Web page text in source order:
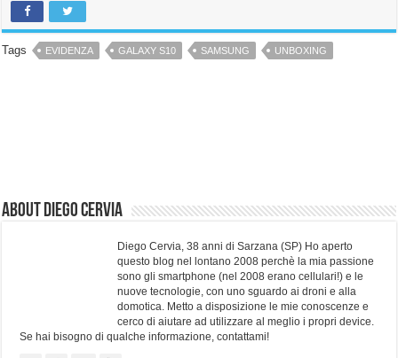
Tags EVIDENZA GALAXY S10 SAMSUNG UNBOXING
About Diego Cervia
Diego Cervia, 38 anni di Sarzana (SP) Ho aperto
questo blog nel lontano 2008 perchè la mia passione
sono gli smartphone (nel 2008 erano cellulari!) e le
nuove tecnologie, con uno sguardo ai droni e alla
domotica. Metto a disposizione le mie conoscenze e
cerco di aiutare ad utilizzare al meglio i propri device.
Se hai bisogno di qualche informazione, contattami!